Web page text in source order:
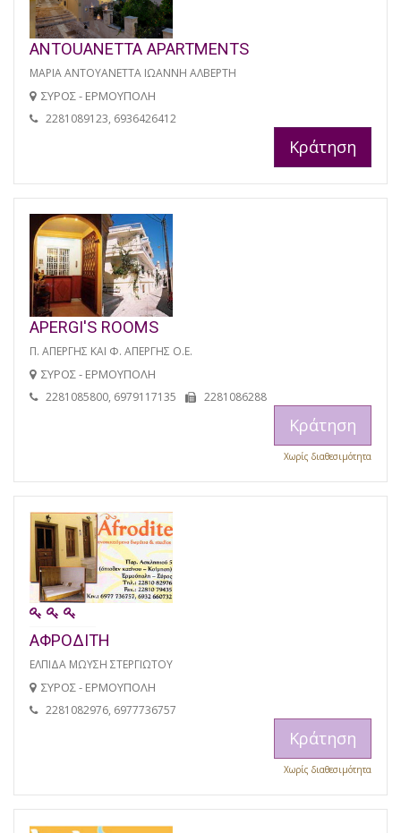
ANTOUANETTA APARTMENTS
ΜΑΡΙΑ ΑΝΤΟΥΑΝΕΤΤΑ ΙΩΑΝΝΗ ΑΛΒΕΡΤΗ
ΣΥΡΟΣ - ΕΡΜΟΥΠΟΛΗ
2281089123, 6936426412
Κράτηση
APERGI'S ROOMS
Π. ΑΠΕΡΓΗΣ ΚΑΙ Φ. ΑΠΕΡΓΗΣ Ο.Ε.
ΣΥΡΟΣ - ΕΡΜΟΥΠΟΛΗ
2281085800, 6979117135 2281086288
Κράτηση
Χωρίς διαθεσιμότητα
ΑΦΡΟΔΙΤΗ
ΕΛΠΙΔΑ ΜΩΥΣΗ ΣΤΕΡΓΙΩΤΟΥ
ΣΥΡΟΣ - ΕΡΜΟΥΠΟΛΗ
2281082976, 6977736757
Κράτηση
Χωρίς διαθεσιμότητα